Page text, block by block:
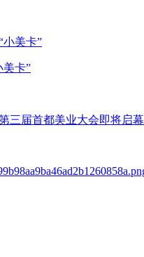
美卡”
三届首都美业大会即将启幕